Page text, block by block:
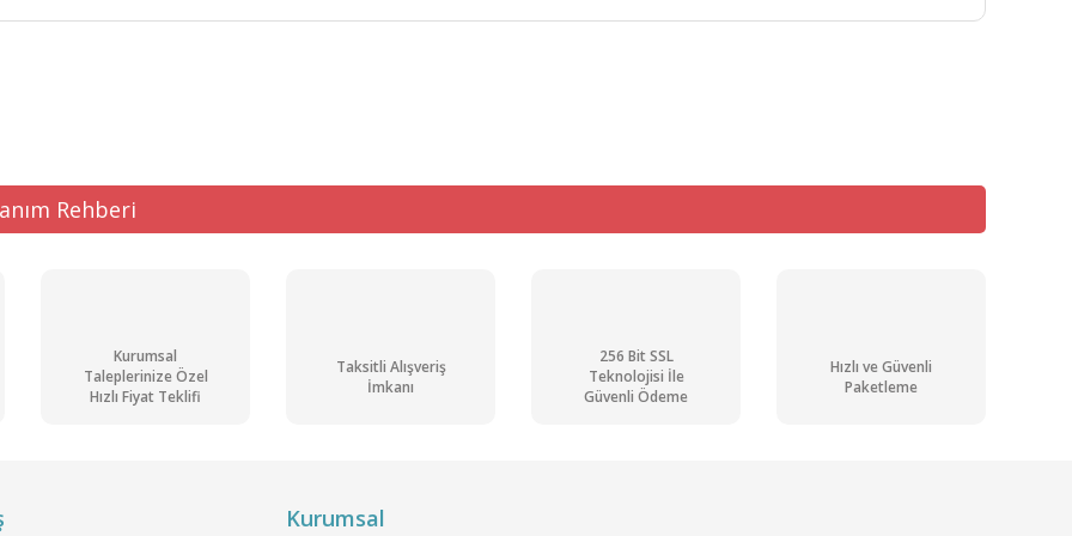
Rehberi
Kurumsal
Taleplerinize Özel
Hızlı Fiyat Teklifi
Taksitli Alışveriş
İmkanı
256 Bit SSL
Teknolojisi İle
Güvenli Ödeme
Hızlı ve Güvenli
Paketleme
Kurumsal